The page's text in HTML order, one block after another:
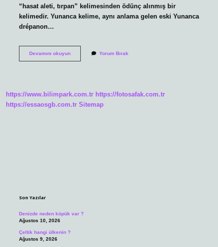
“hasat aleti, tırpan” kelimesinden ödünç alınmış bir
kelimedir. Yunanca kelime, aynı anlama gelen eski Yunanca
drépanon…
Devamını okuyunTırpan
Yorum Bırak
https://www.bilimpark.com.tr https://fotosafak.com.tr
https://essaosgb.com.tr Sitemap
Son Yazılar
Denizde neden köpük var ?
Ağustos 10, 2026
Çeltik hangi ülkenin ?
Ağustos 9, 2026